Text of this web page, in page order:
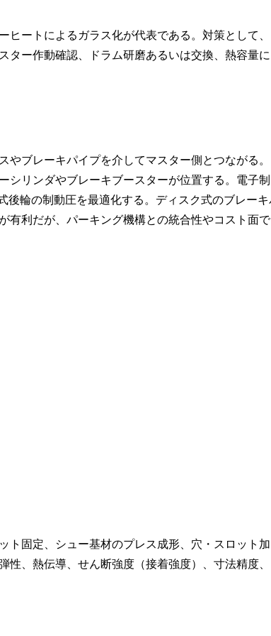
ートによるガラス化が代表である。対策として、
ター作動確認、ドラム研磨あるいは交換、熱容量に
ブレーキパイプを介してマスター側とつながる。
シリンダやブレーキブースターが位置する。電子制
後輪の制動圧を最適化する。ディスク式のブレーキ
有利だが、パーキング機構との統合性やコスト面で
ト固定、シュー基材のプレス成形、穴・スロット加
、熱伝導、せん断強度（接着強度）、寸法精度、